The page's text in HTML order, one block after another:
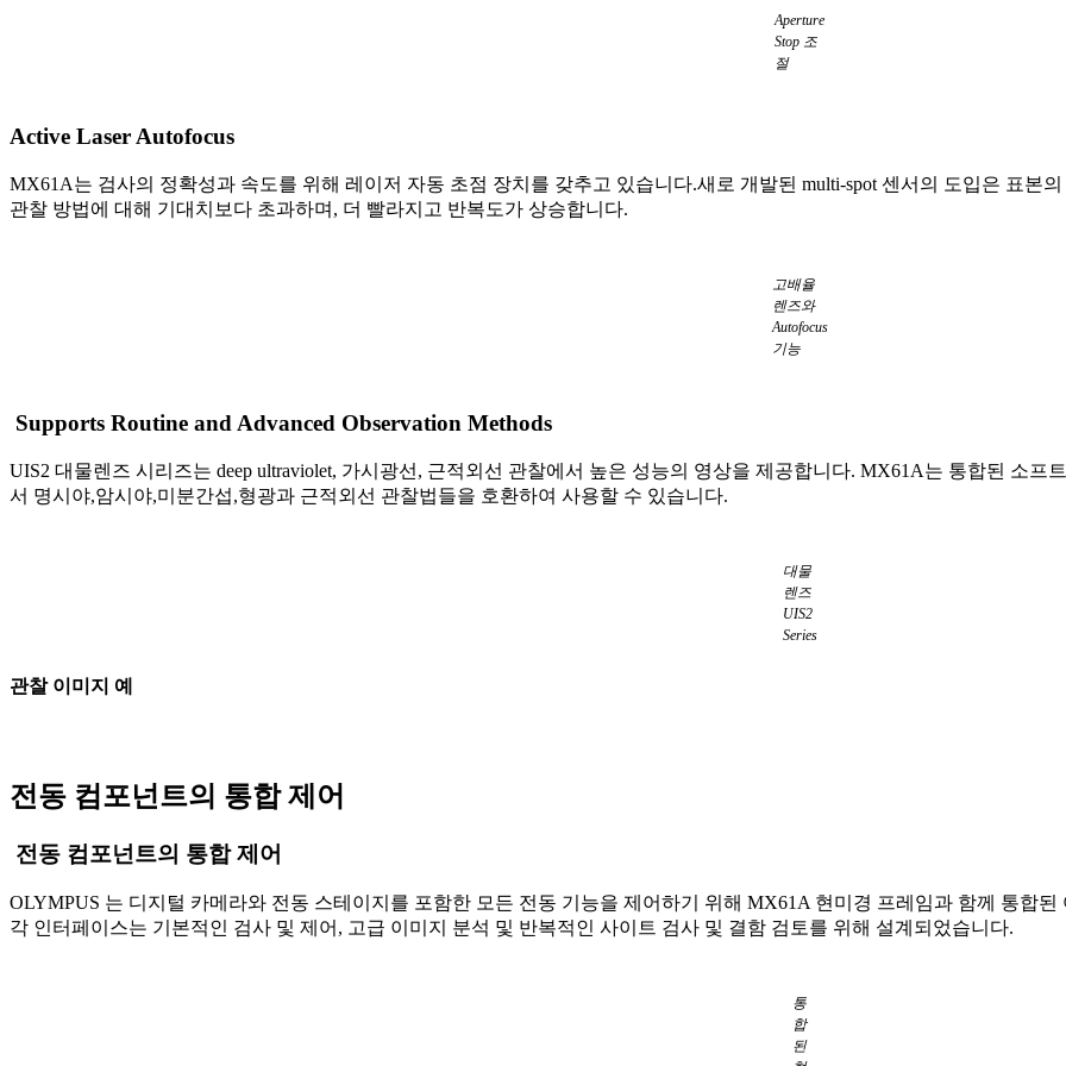
Aperture
Stop 조
절
Active Laser Autofocus
MX61A는 검사의 정확성과 속도를 위해 레이저 자동 초점 장치를 갖추고 있습니다.새로 개발된 multi-spot 센서의 도입은 표본
관찰 방법에 대해 기대치보다 초과하며, 더 빨라지고 반복도가 상승합니다.
고배율
렌즈와
Autofocus
기능
Supports Routine and Advanced Observation Methods
UIS2 대물렌즈 시리즈는 deep ultraviolet, 가시광선, 근적외선 관찰에서 높은 성능의 영상을 제공합니다. MX61A는 통합된 소
서 명시야,암시야,미분간섭,형광과 근적외선 관찰법들을 호환하여 사용할 수 있습니다.
대물
렌즈
UIS2
Series
관찰 이미지 예
전동 컴포넌트의 통합 제어
전동 컴포넌트의 통합 제어
OLYMPUS 는 디지털 카메라와 전동 스테이지를 포함한 모든 전동 기능을 제어하기 위해 MX61A 현미경 프레임과 함께 통합
각 인터페이스는 기본적인 검사 및 제어, 고급 이미지 분석 및 반복적인 사이트 검사 및 결함 검토를 위해 설계되었습니다.
통
합
된